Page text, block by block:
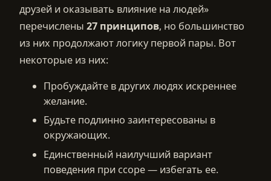
друзей и оказывать влияние на людей»
перечислены 27 принципов, но большинство
из них продолжают логику первой пары. Вот
некоторые из них:
Пробуждайте в других людях искреннее
желание.
Будьте подлинно заинтересованы в
окружающих.
Единственный наилучший вариант
поведения при ссоре — избегать ее.